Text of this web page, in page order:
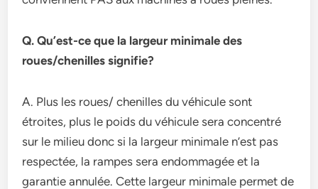
Q. Qu’est-ce que la largeur minimale des
roues/chenilles signifie?
A. Plus les roues/ chenilles du véhicule sont
étroites, plus le poids du véhicule sera concentré
sur le milieu donc si la largeur minimale n’est pas
respectée, la rampes sera endommagée et la
garantie annulée. Cette largeur minimale permet de